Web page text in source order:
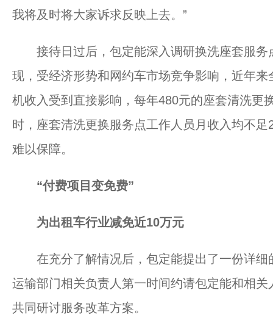
我将及时将大家诉求反映上去。”
接待日过后，包定能深入调研换洗座套服务
现，受经济形势和网约车市场竞争影响，近年
机收入受到直接影响，每年480元的座套清洗更
时，座套清洗更换服务点工作人员月收入均不
难以保障。
“付费项目变免费”
为出租车行业减免近10万元
在充分了解情况后，包定能提出了一份详细
运输部门相关负责人第一时间约请包定能和相
共同研讨服务改革方案。